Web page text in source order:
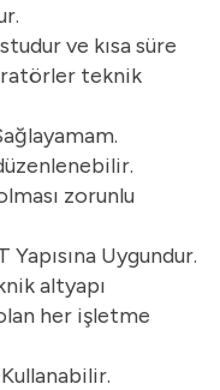
ve kısa süre
teknik
zorunlu
Uygundur.
altyapı
her işletme